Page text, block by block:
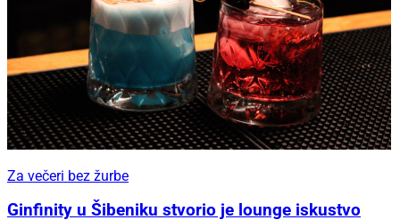
Za večeri bez žurbe
Ginfinity u Šibeniku stvorio je lounge iskustvo